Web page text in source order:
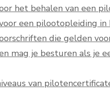
het behalen van een
een pilootopleiding in
die gelden
mag je besturen als je
van